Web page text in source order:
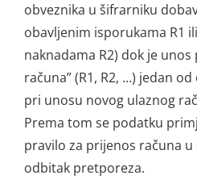
obveznika u šifrarniku
obavljenim isporukama R1
naknadama R2) dok je
računa” (R1, R2, …) jedan
pri unosu novog ulaznog
Prema tom se podatku
pravilo za prijenos računa u
odbitak pretporeza.